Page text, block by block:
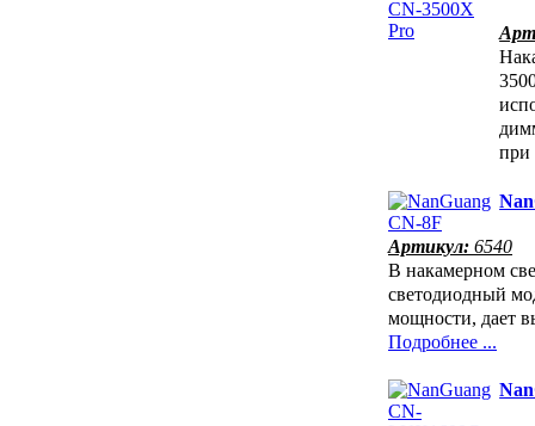
при
Артикул: 6540
В накамерном
светодиодный
мощности, дает
Подробнее ...